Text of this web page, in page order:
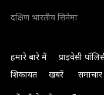
दक्षिण भारतीय सिनेमा
हमारे बारे में प्राइवेसी
शिकायत
खबरें समाचार